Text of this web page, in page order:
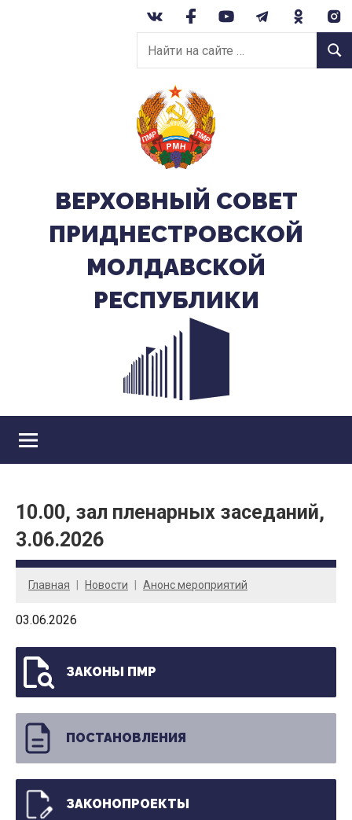
Найти
на
сайте:
ВЕРХОВНЫЙ CОВЕТ
ПРИДНЕСТРОВСКОЙ
МОЛДАВСКОЙ
РЕСПУБЛИКИ
10.00, зал пленарных заседаний,
3.06.2026
Главная Новости Анонс мероприятий
03.06.2026
ЗАКОНЫ ПМР
ПОСТАНОВЛЕНИЯ
ЗАКОНОПРОЕКТЫ